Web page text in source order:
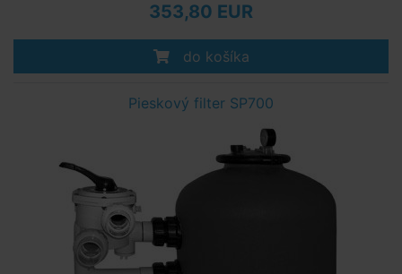
353,80 EUR
do košíka
Pieskový filter SP700